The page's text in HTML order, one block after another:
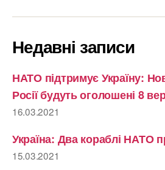
Недавні записи
НАТО підтримує Україну:
Росії будуть оголошені 8
16.03.2021
Україна: Два кораблі НАТО
15.03.2021